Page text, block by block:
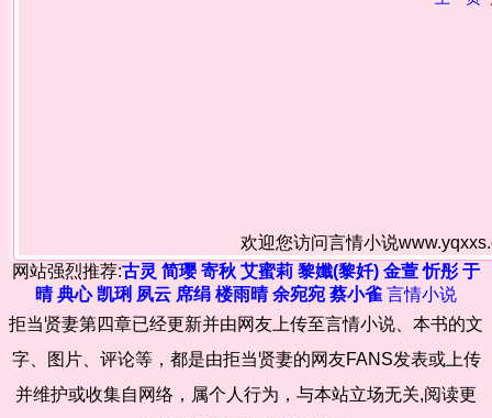
欢迎您访问言情小说
网站强烈推荐:古灵 简璎 寄秋 艾蜜莉 黎孅(黎奷) 金萱 忻彤 于
晴 典心 凯琍 夙云 席绢 楼雨晴 余宛宛 蔡小雀 言情小说
拒当贤妻第四章已经更新并由网友上传至言情小说、本书的文
字、图片、评论等，都是由拒当贤妻的网友FANS发表或上传
并维护或收集自网络，属个人行为，与本站立场无关,阅读更